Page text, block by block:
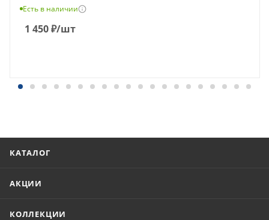
Есть в наличии
1 450₽/шт
КАТАЛОГ
АКЦИИ
КОЛЛЕКЦИИ